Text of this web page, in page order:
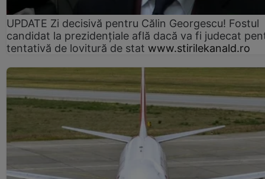
UPDATE Zi decisivă pentru Călin Georgescu! Fostul
candidat la prezidențiale află dacă va fi judecat
tentativă de lovitură de stat www.stirilekanald.ro